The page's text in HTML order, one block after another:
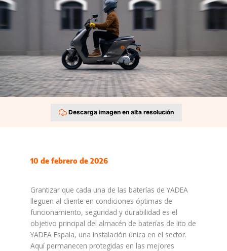
Descarga imagen en alta resolución
10 de febrero de 2026
Grantizar que cada una de las baterías de YADEA
lleguen al cliente en condiciones óptimas de
funcionamiento, seguridad y durabilidad es el
objetivo principal del almacén de baterías de lito de
YADEA Espala, una instalación única en el sector.
Aquí permanecen protegidas en las mejores